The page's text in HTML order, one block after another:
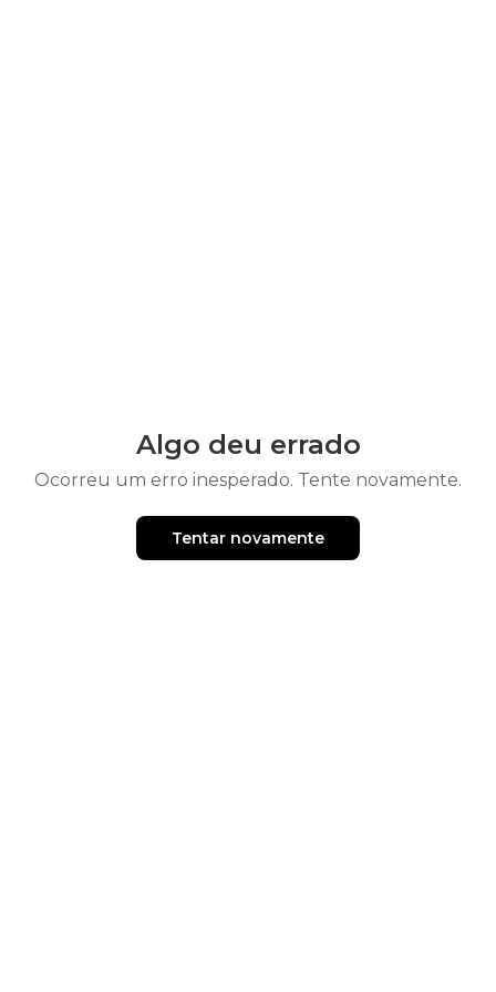
Algo deu errado
Ocorreu um erro inesperado. Tente novamente.
Tentar novamente